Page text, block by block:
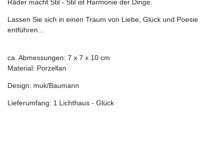
Räder macht Stil - Stil ist Harmonie der Dinge.
Lassen Sie sich in einen Traum von Liebe, Glück und Poesie
entführen...
ca. Abmessungen: 7 x 7 x 10 cm
Material: Porzellan
Design: muk/Baumann
Lieferumfang: 1 Lichthaus - Glück